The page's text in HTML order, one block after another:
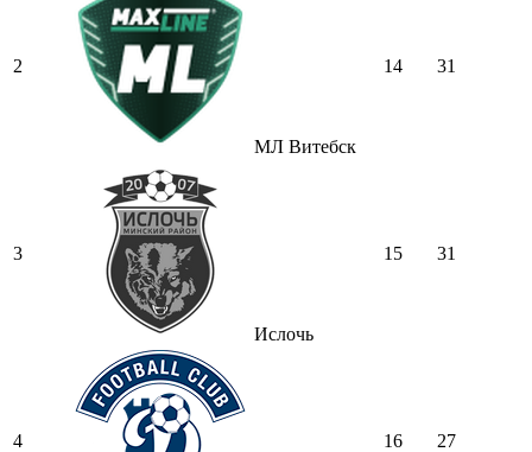
2
МЛ Витебск
14 31
3
Ислочь
15 31
4 16 27